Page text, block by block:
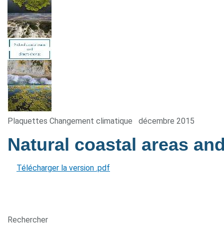
Plaquettes Changement climatique décembre 2015
Natural coastal areas
Télécharger la version .pdf
Rechercher